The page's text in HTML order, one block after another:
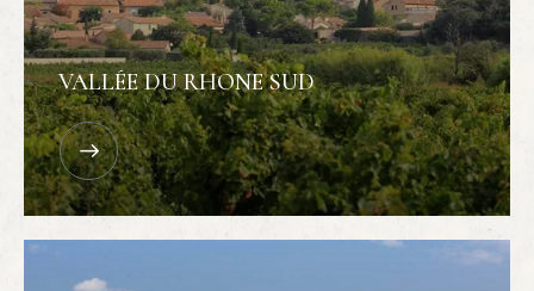
VALLÉE DU RHONE SUD